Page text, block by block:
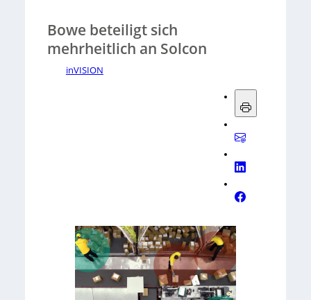
Bowe beteiligt sich
mehrheitlich an Solcon
inVISION